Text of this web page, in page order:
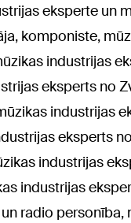
eksperte un
komponiste,
industrijas
eksperts no
industrijas
eksperts
industrijas
industrijas
radio